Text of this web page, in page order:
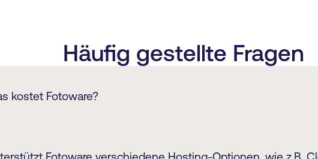
Häufig gestellte Fragen
kostet Fotoware?
den Anforderungen Ihres Unternehmens abhängen, von den